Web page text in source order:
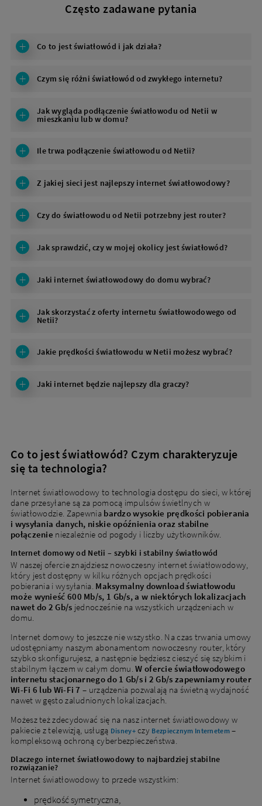
Często zadawane pytania
Co to jest światłowód i jak działa?
Czym się różni światłowód od zwykłego internetu?
Jak wygląda podłączenie światłowodu od Netii w
mieszkaniu lub w domu?
Ile trwa podłączenie światłowodu od Netii?
Z jakiej sieci jest najlepszy internet światłowodowy?
Czy do światłowodu od Netii potrzebny jest router?
Jak sprawdzić, czy w mojej okolicy jest światłowód?
Jaki internet światłowodowy do domu wybrać?
Jak skorzystać z oferty internetu światłowodowego od
Netii?
Jakie prędkości światłowodu w Netii możesz wybrać?
Jaki internet będzie najlepszy dla graczy?
Co to jest światłowód? Czym charakteryzuje
się ta technologia?
Internet światłowodowy to technologia dostępu do sieci, w której
dane przesyłane są za pomocą impulsów świetlnych w
światłowodzie. Zapewnia bardzo wysokie prędkości pobierania
i wysyłania danych, niskie opóźnienia oraz stabilne
połączenie niezależnie od pogody i liczby użytkowników.
Internet domowy od Netii – szybki i stabilny światłowód
W naszej ofercie znajdziesz nowoczesny internet światłowodowy,
który jest dostępny w kilku różnych opcjach prędkości
pobierania i wysyłania. Maksymalny download światłowodu
może wynieść 600 Mb/s, 1 Gb/s, a w niektórych lokalizacjach
nawet do 2 Gb/s jednocześnie na wszystkich urządzeniach w
domu.
Internet domowy to jeszcze nie wszystko. Na czas trwania umowy
udostępniamy naszym abonamentom nowoczesny router, który
szybko skonfigurujesz, a następnie będziesz cieszyć się szybkim i
stabilnym łączem w całym domu.W ofercie światłowodowego
internetu stacjonarnego do 1 Gb/s i 2 Gb/s zapewniamy router
Wi-Fi 6 lub Wi-Fi 7 – urządzenia pozwalają na świetną wydajność
nawet w gęsto zaludnionych lokalizacjach.
Możesz też zdecydować się na nasz internet światłowodowy w
pakiecie z telewizją, usługą Disney+czy Bezpiecznym Internetem–
kompleksową ochroną cyberbezpieczeństwa.
Dlaczego internet światłowodowy to najbardziej stabilne
rozwiązanie?
Internet światłowodowy to przede wszystkim:
prędkość symetryczna,